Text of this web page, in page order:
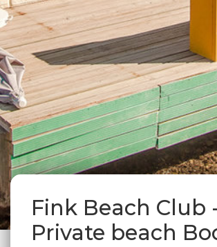
Fink Beach Club
Private beach